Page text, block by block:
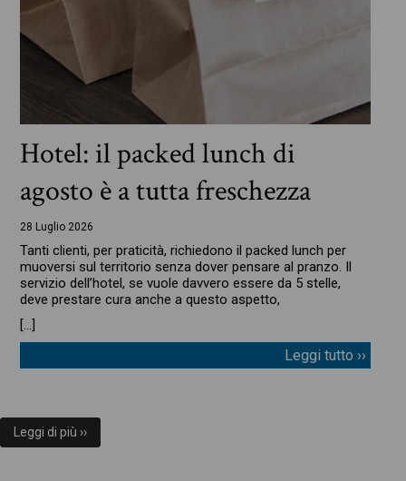
Hotel: il packed lunch di
agosto è a tutta freschezza
28 Luglio 2026
Tanti clienti, per praticità, richiedono il packed lunch per
muoversi sul territorio senza dover pensare al pranzo. Il
servizio dell’hotel, se vuole davvero essere da 5 stelle,
deve prestare cura anche a questo aspetto,
[…]
Leggi tutto ››
Leggi di più ››